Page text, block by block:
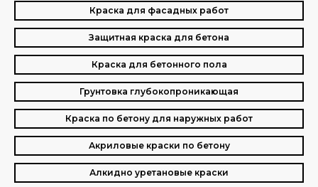
Краска для фасадных работ
Защитная краска для бетона
Краска для бетонного пола
Грунтовка глубокопроникающая
Краска по бетону для наружных работ
Акриловые краски по бетону
Алкидно уретановые краски